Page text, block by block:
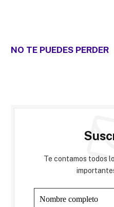
NO TE PUEDES PERDER
Te contamos todos